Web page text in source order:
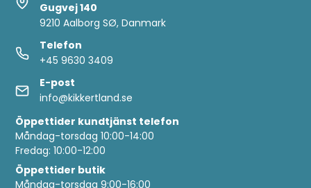
Gugvej 140
9210 Aalborg SØ, Danmark
Telefon
+45 9630 3409
E-post
info@kikkertland.se
Öppettider kundtjänst telefon
Måndag-torsdag 10:00-14:00
Fredag: 10:00-12:00
Öppettider butik
Måndag-torsdag 9:00-16:00